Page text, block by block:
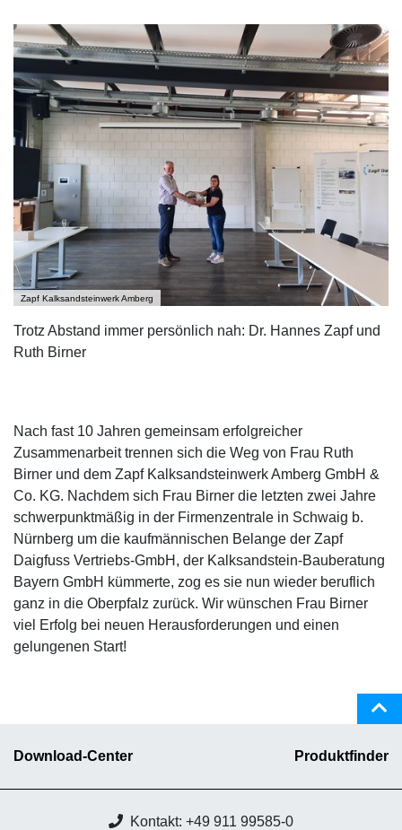
Zapf Kalksandsteinwerk Amberg
Trotz Abstand immer persönlich nah: Dr. Hannes Zapf und
Ruth Birner
Nach fast 10 Jahren gemeinsam erfolgreicher
Zusammenarbeit trennen sich die Weg von Frau Ruth
Birner und dem Zapf Kalksandsteinwerk Amberg GmbH &
Co. KG. Nachdem sich Frau Birner die letzten zwei Jahre
schwerpunktmäßig in der Firmenzentrale in Schwaig b.
Nürnberg um die kaufmännischen Belange der Zapf
Daigfuss Vertriebs-GmbH, der Kalksandstein-Bauberatung
Bayern GmbH kümmerte, zog es sie nun wieder beruflich
ganz in die Oberpfalz zurück. Wir wünschen Frau Birner
viel Erfolg bei neuen Herausforderungen und einen
gelungenen Start!
Download-Center Produktfinder
Kontakt: +49 911 99585-0